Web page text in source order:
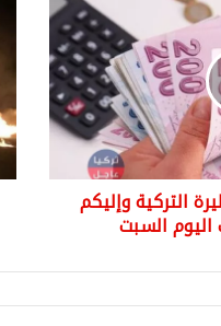
التركية وإليكم
السبت